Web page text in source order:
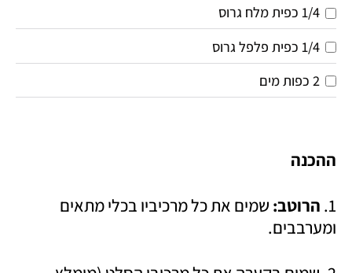
1/4 כפית מלח גרוס
1/4 כפית פלפל גרוס
2 כפות מים
ההכנה
1. הרוטב:
ומערבבים.